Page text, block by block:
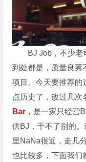
BJ Job，不少老
到处都是，质量良莠
项目。今天要推荐的
点历史了，改过几
Bar ，是一家只经营
供BJ，干不了别的。
里NaNa很近，走几
也比较多，下面我们